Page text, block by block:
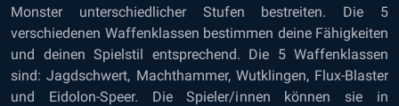
Monster unterschiedlicher Stufen bestreiten. Die 5
verschiedenen Waffenklassen bestimmen deine Fähigkeiten
und deinen Spielstil entsprechend. Die 5 Waffenklassen
sind: Jagdschwert, Machthammer, Wutklingen, Flux-Blaster
und Eidolon-Speer. Die Spieler/innen können sie in